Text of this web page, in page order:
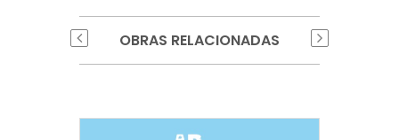
OBRAS RELACIONADAS